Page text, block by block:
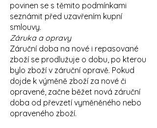
povinen se s těmito podmínkami
seznámit před uzavřením kupní
smlouvy.
Záruka a opravy
Záruční doba na nové i repasované
zboží se prodlužuje o dobu, po kterou
bylo zboží v záruční opravě. Pokud
dojde k výměně zboží za nové či
opravené, začne běžet nová záruční
doba od převzetí vyměněného nebo
opraveného zboží.